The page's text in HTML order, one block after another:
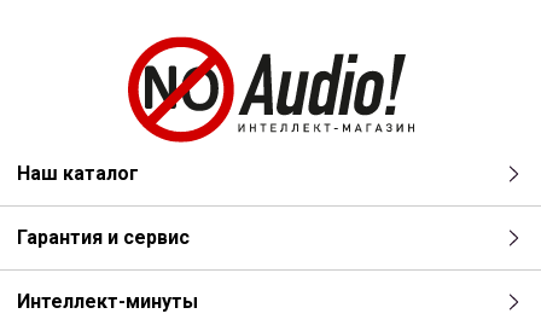
Наш каталог
Гарантия и сервис
Интеллект-минуты